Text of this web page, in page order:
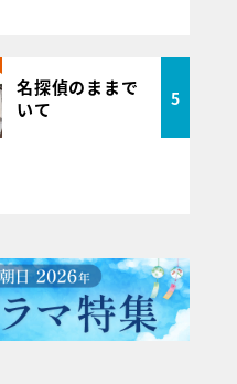
名探偵のままで
いて
5